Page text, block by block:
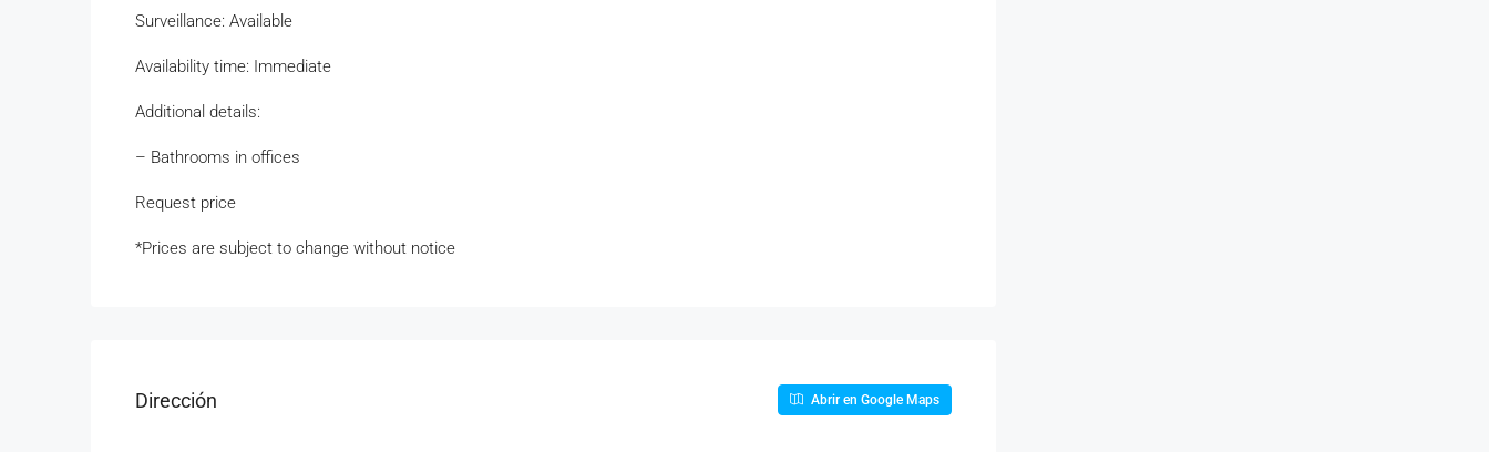
Surveillance: Available
Availability time: Immediate
Additional details:
– Bathrooms in offices
Request price
*Prices are subject to change without notice
Dirección Abrir en Google Maps